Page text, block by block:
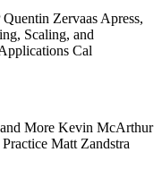
Zervaas Apress,
Scaling, and
Cal
and More Kevin McArthur
Matt Zandstra